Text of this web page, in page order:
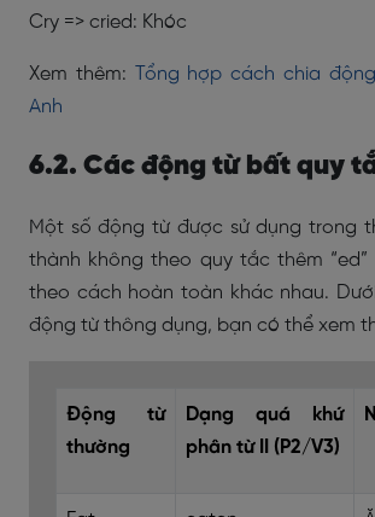
Cry => cried: Khóc
Xem thêm:
Tổng hợp cách chia
Anh
6.2. Các động từ bất quy
Một số động từ được sử dụng trong
thành không theo quy tắc thêm “ed”
theo cách hoàn toàn khác nhau.
động từ thông dụng, bạn có thể xem
Động từ
thường
Dạng quá khứ
phân từ II (P2/V3)